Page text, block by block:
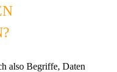
also Begriffe, Daten